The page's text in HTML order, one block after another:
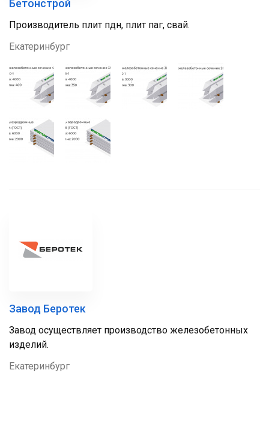
Бетонстрой
Производитель плит пдн, плит паг, свай.
Екатеринбург
Завод Беротек
Завод осуществляет производство железобетонных
изделий.
Екатеринбург